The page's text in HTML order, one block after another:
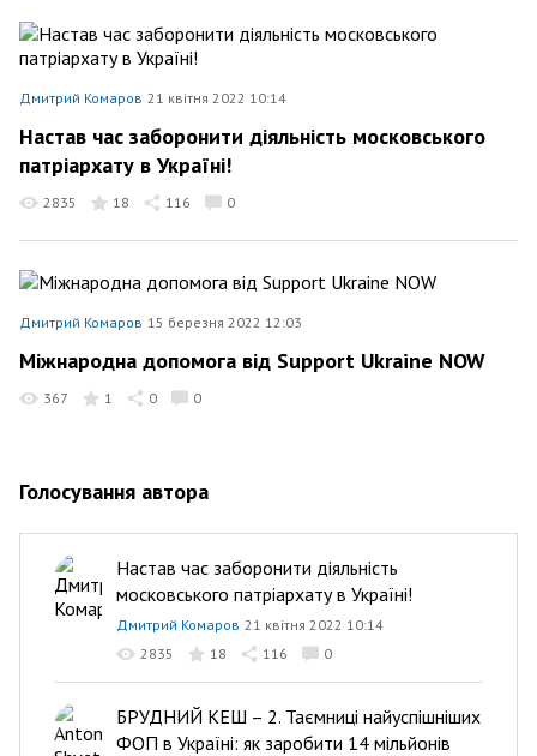
Дмитрий Комаров 21 квітня 2022 10:14
Настав час заборонити діяльність московського
патріархату в Україні!
2835 18 116 0
Дмитрий Комаров 15 березня 2022 12:03
Міжнародна допомога від Support Ukraine NOW
367 1 0 0
Голосування автора
Настав час заборонити діяльність
московського патріархату в Україні!
Дмитрий Комаров 21 квітня 2022 10:14
2835
18 116 0
БРУДНИЙ КЕШ – 2. Таємниці найуспішніших
ФОП в Україні: як заробити 14 мільйонів